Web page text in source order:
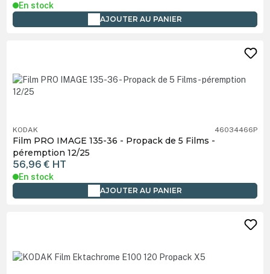
En stock
AJOUTER AU PANIER
KODAK 46034466P
Film PRO IMAGE 135-36 - Propack de 5 Films -
péremption 12/25
56,96 € HT
En stock
AJOUTER AU PANIER